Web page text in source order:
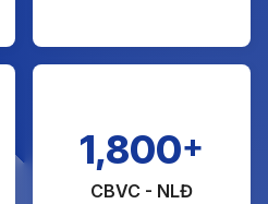
1,800+
CBVC - NLĐ